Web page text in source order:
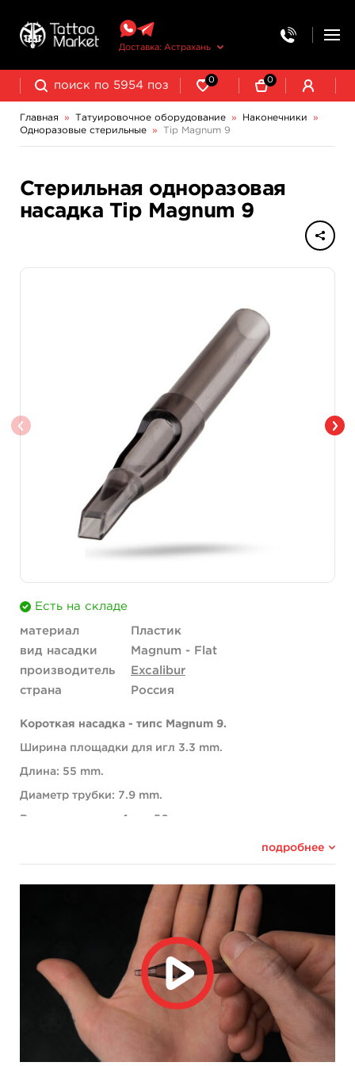
Доставка: Астрахань
0 0
Главная » Татуировочное оборудование » Наконечники
»
Одноразовые стерильные
» Tip Magnum 9
Стерильная одноразовая
насадка Tip Magnum 9
Есть на складе
материал
Пластик
вид насадки
Magnum - Flat
производитель
Excalibur
страна
Россия
Короткая насадка - типс Magnum 9.
Ширина площадки для игл 3.3 mm.
Длина: 55 mm.
Диаметр трубки: 7.9 mm.
Вес наконечника: 1 гр., 50 штук в упаковке.
• Закрытая форма наконечника удерживает большой
• Скошенный край наконечника для идеального
обзора татуируемой поверхности, позволяет лучше
чувствовать кожу иглами.
• Насадка с тонкими стенками позволяет быстро
красить в край контура с максимальной точностью,
делая работу аккуратнее.
• Удлиненная часть в области трения игл позволяет
равномерно подавать чернила предотвращая
разбрызгивание.
• Увеличенная толщина стенки защищает насадку от
подробнее